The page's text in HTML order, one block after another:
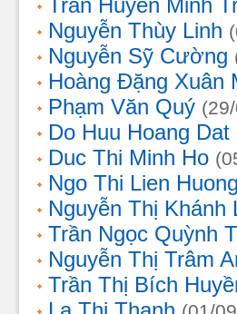
Trần Huyền Minh
Nguyễn Thùy Linh
Nguyễn Sỹ Cường
Hoàng Đặng Xuân
Phạm Văn Quý
Do Huu Hoang Dat
Duc Thi Minh Ho
Ngo Thi Lien
Nguyễn Thị Khánh
Trần Ngọc Quỳnh
Nguyễn Thị Trâm
Trần Thị Bích